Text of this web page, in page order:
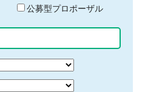
公募型プロポーザル